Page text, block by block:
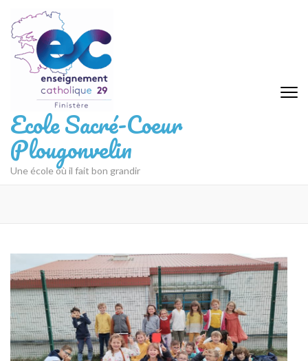
au
contenu
(Pressez
Entrée)
Ecole Sacré-Coeur
Plougonvelin
Une école où il fait bon grandir